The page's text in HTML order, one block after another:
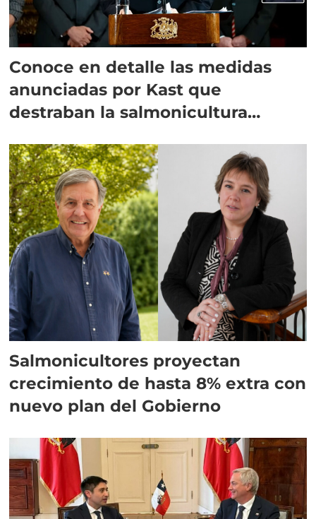
Conoce en detalle las medidas
anunciadas por Kast que
destraban la salmonicultura
Salmonicultores proyectan
crecimiento de hasta 8% extra con
nuevo plan del Gobierno